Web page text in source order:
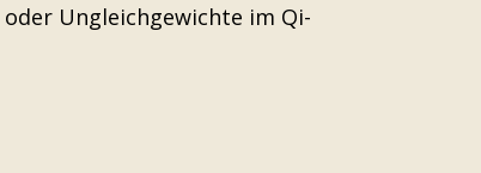
Ungleichgewichte im Qi-